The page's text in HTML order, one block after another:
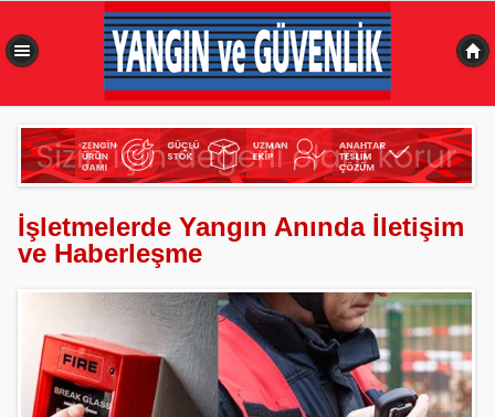
İşletmelerde Yangın Anında İletişim
ve Haberleşme
0,590 sn